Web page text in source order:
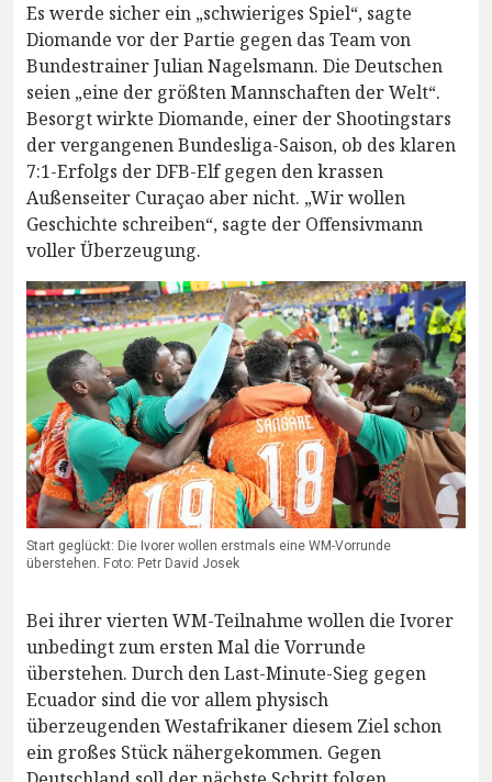
Es werde sicher ein „schwieriges Spiel“, sagte
Diomande vor der Partie gegen das Team von
Bundestrainer Julian Nagelsmann. Die Deutschen
seien „eine der größten Mannschaften der Welt“.
Besorgt wirkte Diomande, einer der Shootingstars
der vergangenen Bundesliga-Saison, ob des klaren
7:1-Erfolgs der DFB-Elf gegen den krassen
Außenseiter Curaçao aber nicht. „Wir wollen
Geschichte schreiben“, sagte der Offensivmann
voller Überzeugung.
Start geglückt: Die Ivorer wollen erstmals eine WM-Vorrunde
überstehen. Foto: Petr David Josek
Bei ihrer vierten WM-Teilnahme wollen die Ivorer
unbedingt zum ersten Mal die Vorrunde
überstehen. Durch den Last-Minute-Sieg gegen
Ecuador sind die vor allem physisch
überzeugenden Westafrikaner diesem Ziel schon
ein großes Stück nähergekommen. Gegen